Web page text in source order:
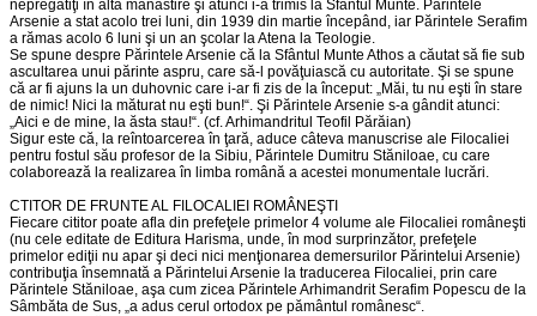
nepregătiţi în altă mănăstire şi atunci i-a trimis la Sfântul Munte. Părintele
Arsenie a stat acolo trei luni, din 1939 din martie începând, iar Părintele Serafim
a rămas acolo 6 luni şi un an şcolar la Atena la Teologie.
Se spune despre Părintele Arsenie că la Sfântul Munte Athos a căutat să fie sub
ascultarea unui părinte aspru, care să-l povăţuiască cu autoritate. Şi se spune
că ar fi ajuns la un duhovnic care i-ar fi zis de la început: „Măi, tu nu eşti în stare
de nimic! Nici la măturat nu eşti bun!“. Şi Părintele Arsenie s-a gândit atunci:
„Aici e de mine, la ăsta stau!“. (cf. Arhimandritul Teofil Părăian)
Sigur este că, la reîntoarcerea în ţară, aduce câteva manuscrise ale Filocaliei
pentru fostul său profesor de la Sibiu, Părintele Dumitru Stăniloae, cu care
colaborează la realizarea în limba română a acestei monumentale lucrări.
CTITOR DE FRUNTE AL FILOCALIEI ROMÂNEŞTI
Fiecare cititor poate afla din prefeţele primelor 4 volume ale Filocaliei româneşti
(nu cele editate de Editura Harisma, unde, în mod surprinzător, prefeţele
primelor ediţii nu apar şi deci nici menţionarea demersurilor Părintelui Arsenie)
contribuţia însemnată a Părintelui Arsenie la traducerea Filocaliei, prin care
Părintele Stăniloae, aşa cum zicea Părintele Arhimandrit Serafim Popescu de la
Sâmbăta de Sus, „a adus cerul ortodox pe pământul românesc“.